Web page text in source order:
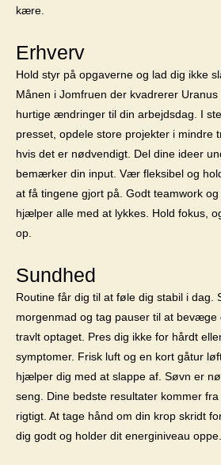
kære.
Erhverv
Hold styr på opgaverne og lad dig ikke
Månen i Jomfruen der kvadrerer
hurtige ændringer til din arbejdsdag. I
presset, opdele store projekter i mindre
hvis det er nødvendigt. Del dine ideer
bemærker din input. Vær fleksibel og
at få tingene gjort på. Godt teamwork
hjælper alle med at lykkes. Hold fokus,
op.
Sundhed
Routine får dig til at føle dig stabil i dag.
morgenmad og tag pauser til at bevæge
travlt optaget. Pres dig ikke for hårdt
symptomer. Frisk luft og en kort gåtur
hjælper dig med at slappe af. Søvn er
seng. Dine bedste resultater kommer
rigtigt. At tage hånd om din krop skridt
dig godt og holder dit energiniveau oppe.